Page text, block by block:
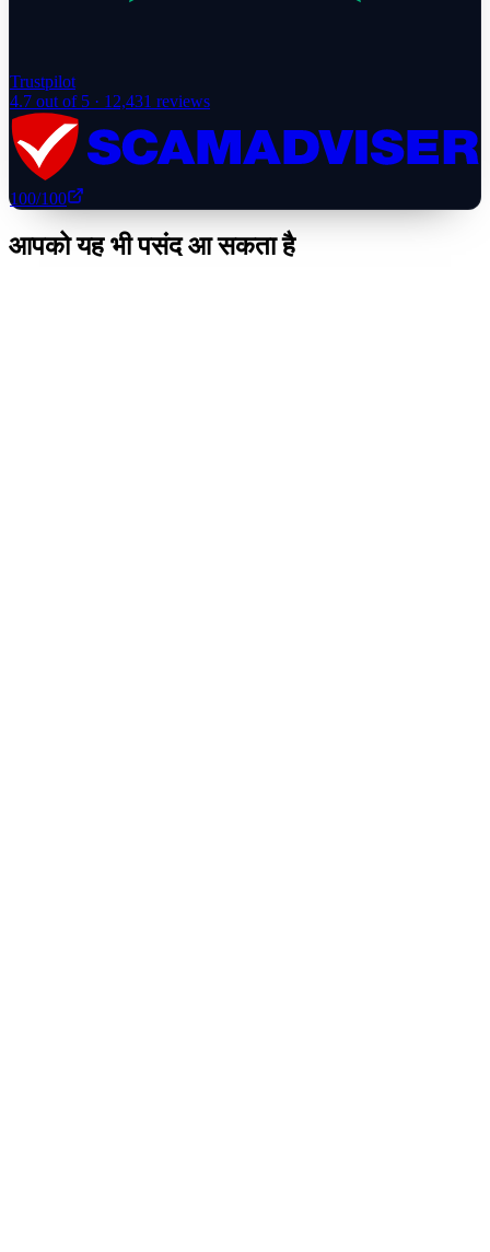
Trustpilot
4.7 out of 5 · 12,431 reviews
100/100
आपको यह भी पसंद आ सकता है